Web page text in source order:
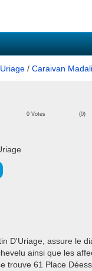
/ Caraivan
0 Votes (0)
D'Uriage, assure le
ainsi que les
trouve 61 Place